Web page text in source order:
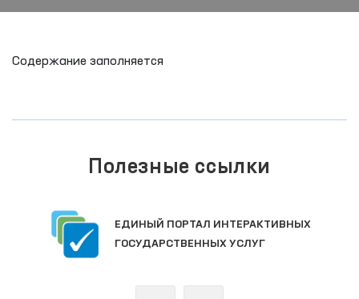
Содержание заполняется
Полезные ссылки
ЕДИНЫЙ ПОРТАЛ ИНТЕРАКТИВНЫХ
ГОСУДАРСТВЕННЫХ УСЛУГ